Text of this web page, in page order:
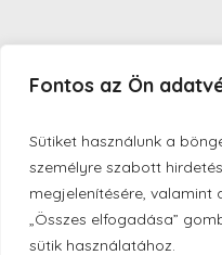
Fontos az Ön
Sütiket használunk a
személyre szabott
megjelenítésére, valamint
„Összes elfogadása”
sütik használatához.
Minden jog